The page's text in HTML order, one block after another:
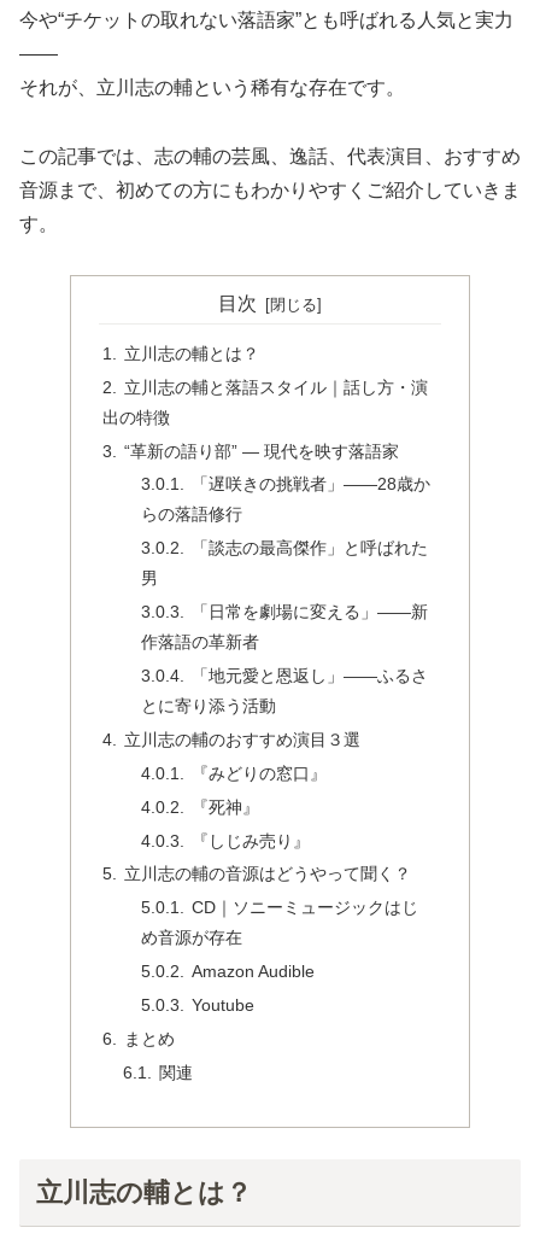
今や“チケットの取れない落語家”とも呼ばれる人気と実力
――
それが、立川志の輔という稀有な存在です。
この記事では、志の輔の芸風、逸話、代表演目、おすすめ
音源まで、初めての方にもわかりやすくご紹介していきま
す。
目次
立川志の輔とは？
立川志の輔と落語スタイル｜話し方・演
出の特徴
“革新の語り部” ― 現代を映す落語家
「遅咲きの挑戦者」――28歳か
らの落語修行
「談志の最高傑作」と呼ばれた
男
「日常を劇場に変える」――新
作落語の革新者
「地元愛と恩返し」――ふるさ
とに寄り添う活動
立川志の輔のおすすめ演目３選
『みどりの窓口』
『死神』
『しじみ売り』
立川志の輔の音源はどうやって聞く？
CD｜ソニーミュージックはじ
め音源が存在
Amazon Audible
Youtube
まとめ
関連
立川志の輔とは？